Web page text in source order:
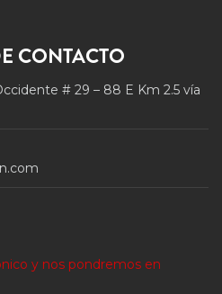
CONTACTO
# 29 – 88 E Km 2.5 vía
y nos pondremos en